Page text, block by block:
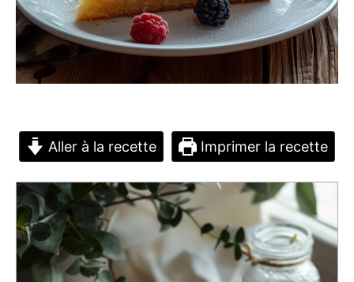
Aller à la recette Imprimer la recette